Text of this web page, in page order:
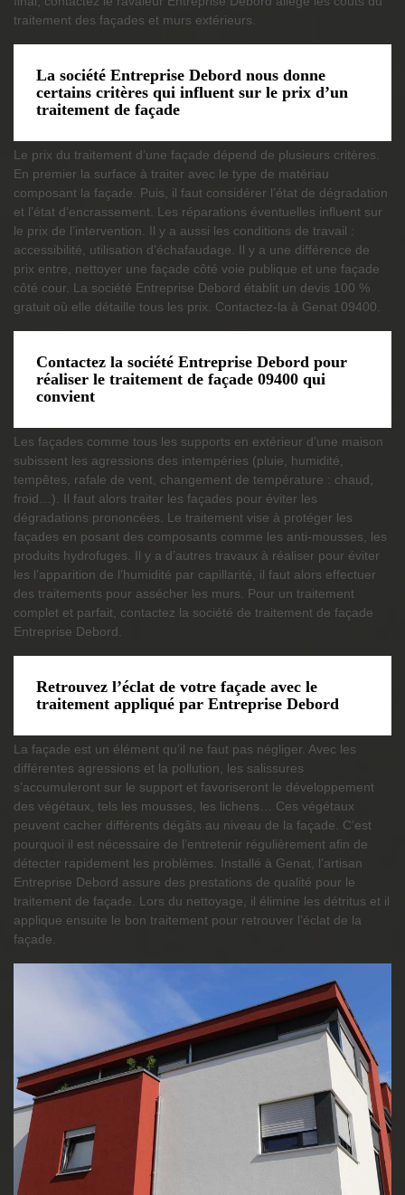
traitement des façades et murs extérieurs.
La société Entreprise Debord nous donne
certains critères qui influent sur le prix d’un
traitement de façade
Le prix du traitement d’une façade dépend de plusieurs critères.
En premier la surface à traiter avec le type de matériau
composant la façade. Puis, il faut considérer l’état de dégradation
et l’état d’encrassement. Les réparations éventuelles influent sur
le prix de l’intervention. Il y a aussi les conditions de travail :
accessibilité, utilisation d’échafaudage. Il y a une différence de
prix entre, nettoyer une façade côté voie publique et une façade
côté cour. La société Entreprise Debord établit un devis 100 %
gratuit où elle détaille tous les prix. Contactez-la à Genat 09400.
Contactez la société Entreprise Debord pour
réaliser le traitement de façade 09400 qui
convient
Les façades comme tous les supports en extérieur d’une maison
subissent les agressions des intempéries (pluie, humidité,
tempêtes, rafale de vent, changement de température : chaud,
froid…). Il faut alors traiter les façades pour éviter les
dégradations prononcées. Le traitement vise à protéger les
façades en posant des composants comme les anti-mousses, les
produits hydrofuges. Il y a d’autres travaux à réaliser pour éviter
les l’apparition de l’humidité par capillarité, il faut alors effectuer
des traitements pour assécher les murs. Pour un traitement
complet et parfait, contactez la société de traitement de façade
Entreprise Debord.
Retrouvez l’éclat de votre façade avec le
traitement appliqué par Entreprise Debord
La façade est un élément qu’il ne faut pas négliger. Avec les
différentes agressions et la pollution, les salissures
s’accumuleront sur le support et favoriseront le développement
des végétaux, tels les mousses, les lichens… Ces végétaux
peuvent cacher différents dégâts au niveau de la façade. C’est
pourquoi il est nécessaire de l’entretenir régulièrement afin de
détecter rapidement les problèmes. Installé à Genat, l’artisan
Entreprise Debord assure des prestations de qualité pour le
traitement de façade. Lors du nettoyage, il élimine les détritus et il
applique ensuite le bon traitement pour retrouver l’éclat de la
façade.